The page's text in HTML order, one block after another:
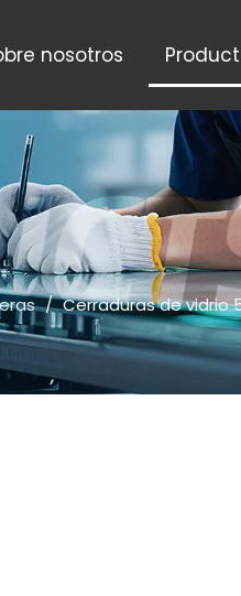
nosotros
/ Cerraduras de vidrio